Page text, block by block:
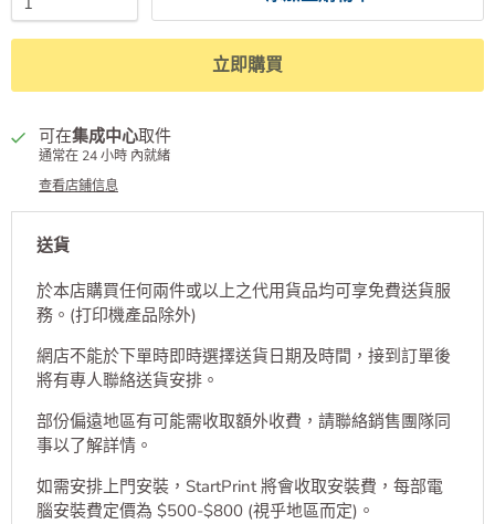
立即購買
可在集成中心取件
通常在 24 小時 內就緒
查看店鋪信息
送貨
於本店購買任何兩件或以上之代用貨品均可享免費送貨服
務。(打印機產品除外)
網店不能於下單時即時選擇送貨日期及時間，接到訂單後
將有專人聯絡送貨安排。
部份偏遠地區有可能需收取額外收費，請聯絡銷售團隊同
事以了解詳情。
如需安排上門安裝，StartPrint 將會收取安裝費，每部電
腦安裝費定價為 $500-$800 (視乎地區而定)。